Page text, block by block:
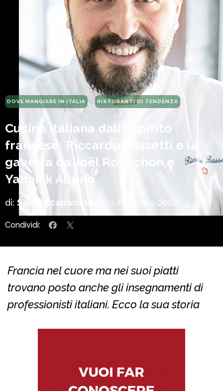
DOVE MANGIARE IN ITALIA RISTORANTI DI TENDENZA
Cucina italiana dallo spirito
francese: Riccardo Bassetti e la
gavetta da Joël Robuchon e
Yannick Alléno
di: Sarah Scaparone 10 Febbraio 2020
Condividi:
Francia nel cuore ma nei suoi piatti
trovano posto anche gli insegnamenti di
professionisti italiani. Ecco la sua storia